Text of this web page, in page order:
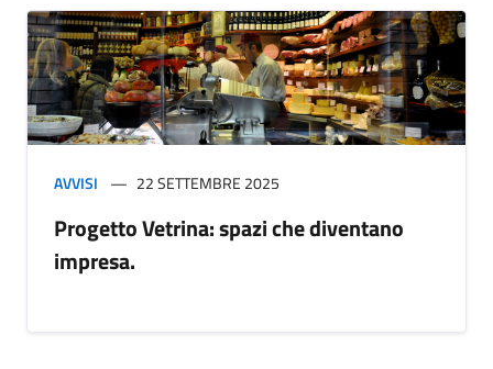
AVVISI 22 SETTEMBRE 2025
Progetto Vetrina: spazi che diventano
impresa.